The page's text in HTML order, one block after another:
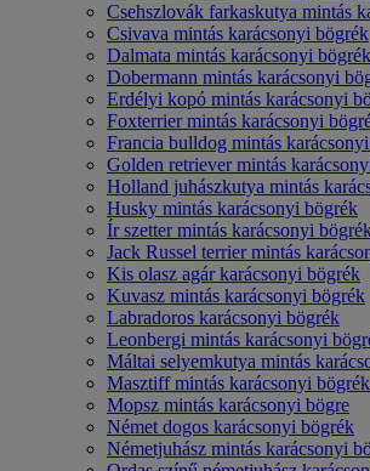
Csehszlovák farkaskutya mintás
Csivava mintás karácsonyi bögrék
Dalmata mintás karácsonyi bögrék
Dobermann mintás karácsonyi
Erdélyi kopó mintás karácsonyi
Foxterrier mintás karácsonyi
Francia bulldog mintás
Golden retriever mintás
Holland juhászkutya mintás
Husky mintás karácsonyi bögrék
Ír szetter mintás karácsonyi
Jack Russel terrier mintás
Kis olasz agár karácsonyi bögrék
Kuvasz mintás karácsonyi bögrék
Labradoros karácsonyi bögrék
Leonbergi mintás karácsonyi
Máltai selyemkutya mintás
Masztiff mintás karácsonyi bögrék
Mopsz mintás karácsonyi bögre
Német dogos karácsonyi bögrék
Németjuhász mintás karácsonyi